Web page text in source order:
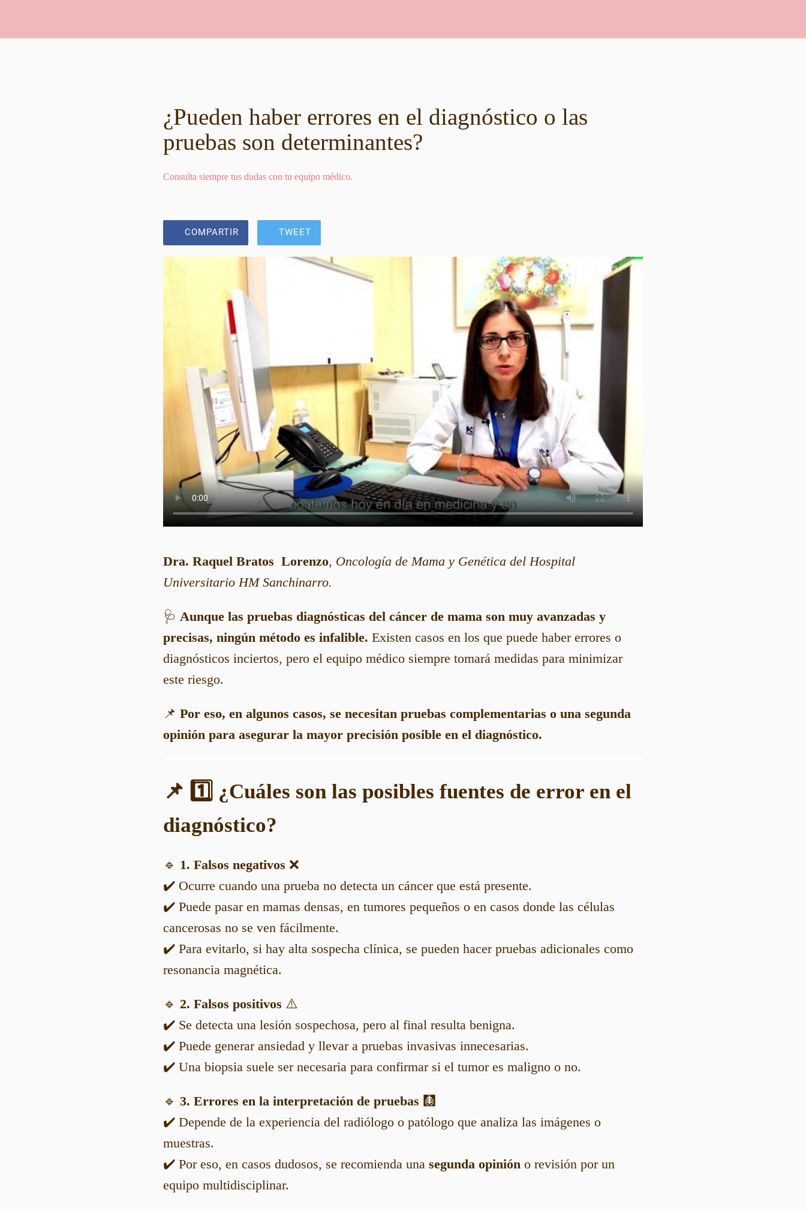
¿Pueden haber errores en el diagnóstico o las
pruebas son determinantes?
Consulta siempre tus dudas con tu equipo médico.
COMPARTIR TWEET
Dra. Raquel Bratos Lorenzo, Oncología de Mama y Genética del Hospital
Universitario HM Sanchinarro.
🩺 Aunque las pruebas diagnósticas del cáncer de mama son muy avanzadas y
precisas, ningún método es infalible. Existen casos en los que puede haber errores o
diagnósticos inciertos, pero el equipo médico siempre tomará medidas para minimizar
este riesgo.
📌 Por eso, en algunos casos, se necesitan pruebas complementarias o una segunda
opinión para asegurar la mayor precisión posible en el diagnóstico.
📌 1️⃣ ¿Cuáles son las posibles fuentes de error en el
diagnóstico?
🔹 1. Falsos negativos ❌
✔️ Ocurre cuando una prueba no detecta un cáncer que está presente.
✔️ Puede pasar en mamas densas, en tumores pequeños o en casos donde las células
cancerosas no se ven fácilmente.
✔️ Para evitarlo, si hay alta sospecha clínica, se pueden hacer pruebas adicionales como
resonancia magnética.
🔹 2. Falsos positivos ⚠️
✔️ Se detecta una lesión sospechosa, pero al final resulta benigna.
✔️ Puede generar ansiedad y llevar a pruebas invasivas innecesarias.
✔️ Una biopsia suele ser necesaria para confirmar si el tumor es maligno o no.
🔹 3. Errores en la interpretación de pruebas 🩻
✔️ Depende de la experiencia del radiólogo o patólogo que analiza las imágenes o
muestras.
✔️ Por eso, en casos dudosos, se recomienda una segunda opinión o revisión por un
equipo multidisciplinar.